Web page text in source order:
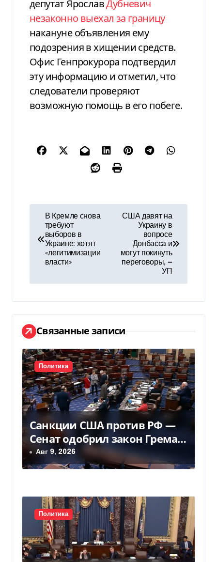
депутат ЯрославДубневич
незаконно выехал за границу
накануне объявления ему
подозрения в хищении средств.
Офис Генпрокурора подтвердил
эту информацию и отметил, что
следователи проверяют
возможную помощь в его побеге.
а
ц
и
я
п
о
з
а
п
и
с
я
м
В Кремле снова
требуют
выборов в
Украине: хотят
«легитимизации
власти»
США давят на
Украину в
вопросе
Донбасса и
могут покинуть
переговоры, —
УП
Связанные записи
Политика
Санкции США против РФ —
Сенат одобрил закон Грема
— Фокус
Авг 9, 2026
Политика